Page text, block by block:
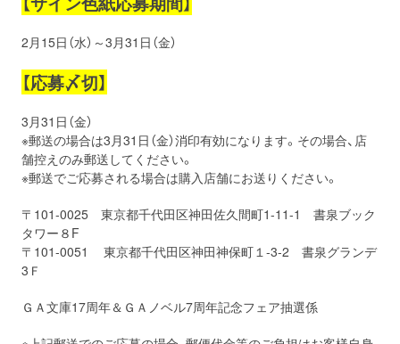
2月15日（水）～3月31日（金）
【応募〆切】
3月31日（金）
※郵送の場合は3月31日（金）消印有効になります。その場合、店
舗控えのみ郵送してください。
※郵送でご応募される場合は購入店舗にお送りください。
〒101-0025 東京都千代田区神田佐久間町1-11-1 書泉ブック
タワー８F
〒101-0051 東京都千代田区神田神保町１-3-2 書泉グランデ
3Ｆ
ＧＡ文庫17周年＆ＧＡノベル7周年記念フェア抽選係